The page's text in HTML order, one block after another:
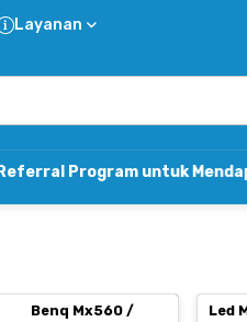
Layanan
untuk Mendapatkan
Benq Mx560 /
Led